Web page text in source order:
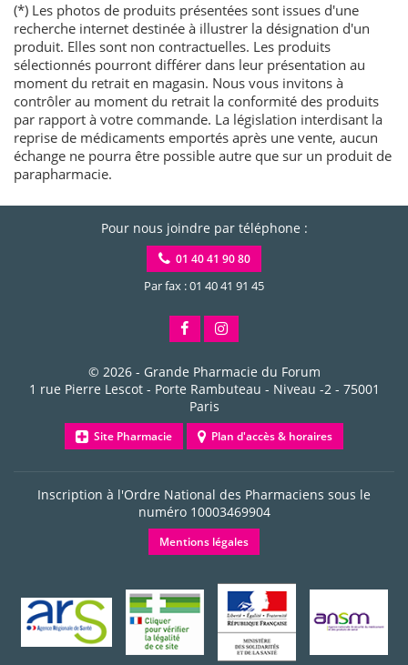
(*) Les photos de produits présentées sont issues d'une
recherche internet destinée à illustrer la désignation d'un
produit. Elles sont non contractuelles. Les produits
sélectionnés pourront différer dans leur présentation au
moment du retrait en magasin. Nous vous invitons à
contrôler au moment du retrait la conformité des produits
par rapport à votre commande. La législation interdisant la
reprise de médicaments emportés après une vente, aucun
échange ne pourra être possible autre que sur un produit de
parapharmacie.
Pour nous joindre par téléphone :
01 40 41 90 80
Par fax : 01 40 41 91 45
© 2026 - Grande Pharmacie du Forum
1 rue Pierre Lescot - Porte Rambuteau - Niveau -2- 75001
Paris
Site Pharmacie Plan d'accès & horaires
Inscription à l'Ordre National des Pharmaciens sous le
numéro 10003469904
Mentions légales